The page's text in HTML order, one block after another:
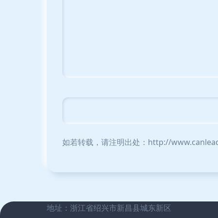
如若转载，请注明出处：http://
地址：浙江省绍兴市新昌县城东新区